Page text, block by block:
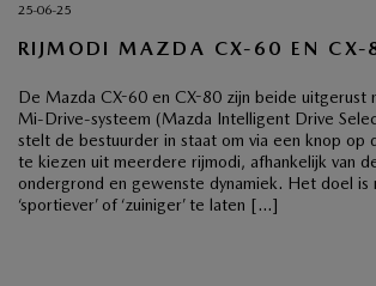
25-06-25
RIJMODI MAZDA CX-60 EN CX-
De Mazda CX-60 en CX-80 zijn beide uitgerust
Mi-Drive-systeem (Mazda Intelligent Drive
stelt de bestuurder in staat om via een knop op
te kiezen uit meerdere rijmodi, afhankelijk van
ondergrond en gewenste dynamiek. Het doel is
‘sportiever’ of ‘zuiniger’ te laten […]